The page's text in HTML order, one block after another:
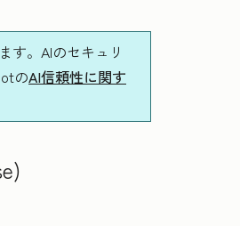
す。AIのセキュリ
のAI信頼性に関す
)